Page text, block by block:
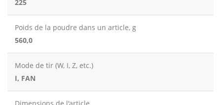
225
Poids de la poudre dans un article, g
560,0
Mode de tir (W, I, Z, etc.)
I, FAN
Dimensions de l'article